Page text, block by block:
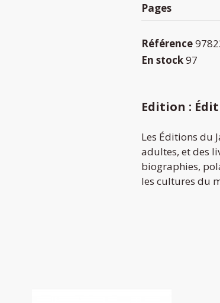
Pages
Référence
En stock97
Edition :
Les Éditions du
adultes, et des
biographies,
les cultures du